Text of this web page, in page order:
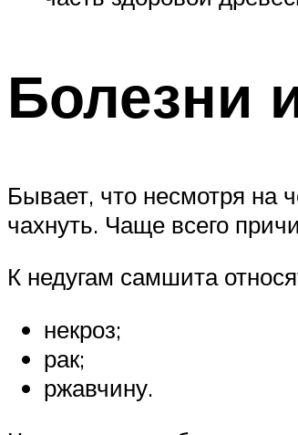
Болезни
Бывает, что несмотря на
чахнуть. Чаще всего
К недугам самшита
некроз;
рак;
ржавчину.